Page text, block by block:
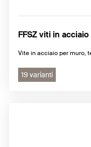
FFSZ viti in
Vite in acciaio per muro,
19 varianti